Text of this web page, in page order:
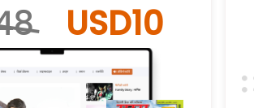
USD10